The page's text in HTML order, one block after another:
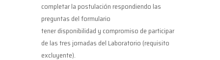
completar la postulación respondiendo las
preguntas del formulario
tener disponibilidad y compromiso de participar
de las tres jornadas del Laboratorio (requisito
excluyente).